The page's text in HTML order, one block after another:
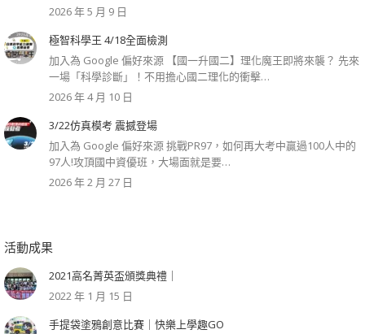
2026 年 5 月 9 日
極智科學王 4/18全面檢測
加入為 Google 偏好來源 【國一升國二】理化魔王即將來襲？ 先來
一場「科學診斷」！不用擔心國二理化的衝擊…
2026 年 4 月 10 日
3/22仿真模考 震撼登場
加入為 Google 偏好來源 挑戰PR97，如何再大考中贏過100人中的
97人!攻頂國中資優班，大場面就是要…
2026 年 2 月 27 日
活動成果
2021高名菁英盃頒獎典禮｜
2022 年 1 月 15 日
手提袋塗鴉創意比賽｜快樂上學趣GO